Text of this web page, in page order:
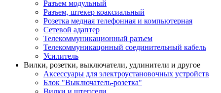
Разъем модульный
Разъем, штекер коаксиальный
Розетка медная телефонная и компьютерная
Сетевой адаптер
Телекоммуникационный разъем
Телекоммуникацонный соединительный кабель
Усилитель
Вилки, розетки, выключатели, удлинители и другое
Аксессуары для электроустановочных устройств
Блок "Выключатель-розетка"
Вилки и штепсели